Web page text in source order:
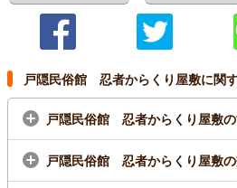
戸隠民俗館 忍者からくり屋敷に関
戸隠民俗館 忍者からくり屋敷の
戸隠民俗館 忍者からくり屋敷の